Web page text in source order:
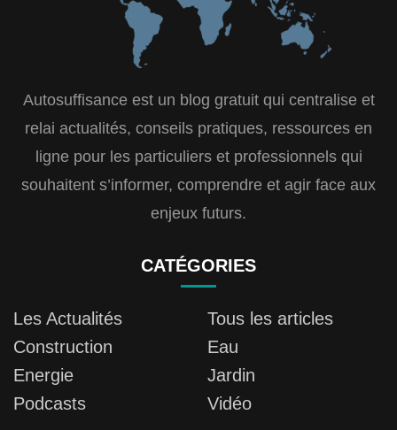
Autosuffisance est un blog gratuit qui centralise et
relai actualités, conseils pratiques, ressources en
ligne pour les particuliers et professionnels qui
souhaitent s’informer, comprendre et agir face aux
enjeux futurs.
CATÉGORIES
Les Actualités
Tous les articles
Construction
Eau
Energie
Jardin
Podcasts
Vidéo